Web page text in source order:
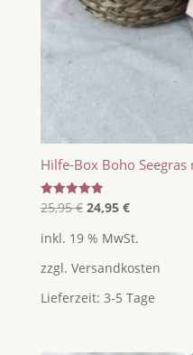
Hilfe-Box Boho
Bewertet
mit
von 5
25,95€ Ursprünglicher
war:
25,95 €
24,95 €Aktueller
ist:
24,95 €.
inkl. 19 % MwSt.
zzgl. Versandkosten
Lieferzeit: 3-5 Tage